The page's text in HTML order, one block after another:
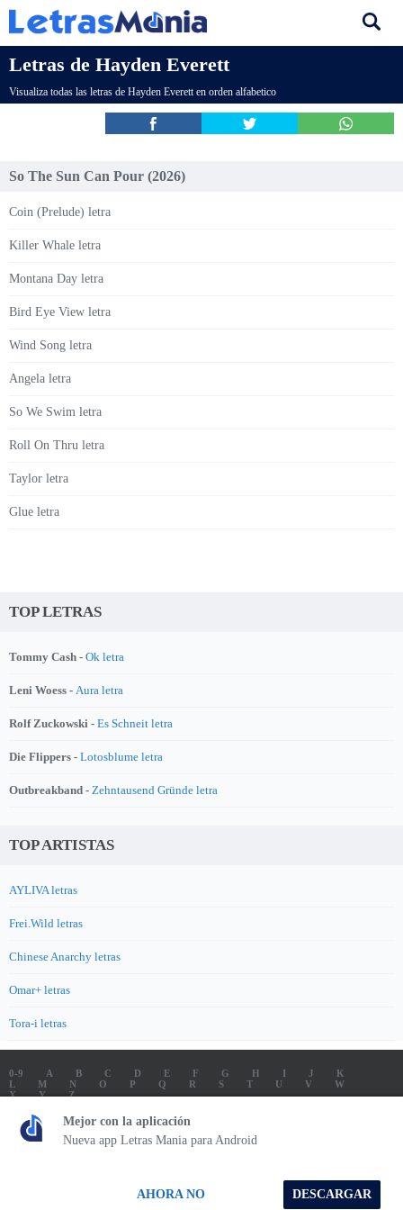
Letras de Hayden Everett
Visualiza todas las letras de Hayden Everett en orden alfabetico
So The Sun Can Pour (2026)
Coin (Prelude) letra
Killer Whale letra
Montana Day letra
Bird Eye View letra
Wind Song letra
Angela letra
So We Swim letra
Roll On Thru letra
Taylor letra
Glue letra
TOP LETRAS
Tommy Cash - Ok letra
Leni Woess - Aura letra
Rolf Zuckowski - Es Schneit letra
Die Flippers - Lotosblume letra
Outbreakband - Zehntausend Gründe letra
TOP ARTISTAS
AYLIVA letras
Frei.Wild letras
Chinese Anarchy letras
Omar+ letras
Tora-i letras
0-9 A B C D E F G H I J
K
L
M N O P Q R S T U V
W
X
Y
Z
LETRAS
SOUNDTRACK LETRAS
TOP 100 LETRAS
ENVIA LETRAS
Letrasmania.com - Copyright © 2026 - All Rights Reserved
Mejor con la aplicación
Nueva app Letras Mania para Android
DESCARGAR
AHORA NO